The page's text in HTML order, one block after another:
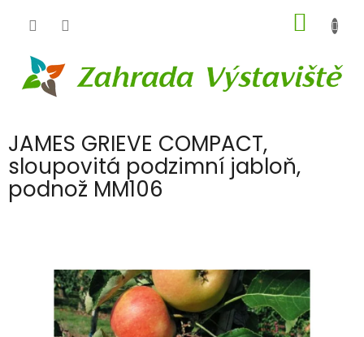
KOŠÍK
JAMES GRIEVE COMPACT,
sloupovitá podzimní jabloň,
podnož MM106